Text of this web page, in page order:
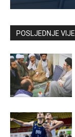
Kontaktirajte
POSLJEDNJE